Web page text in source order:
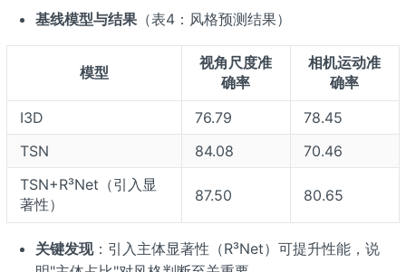
基线模型与结果（表4：风格预测结果）
模型
视角尺度准
确率
相机运动准
确率
I3D
76.79
78.45
TSN
84.08
70.46
TSN+R³Net（引入显
著性）
87.50 80.65
关键发现：引入主体显著性（R³Net）可提升性能，说